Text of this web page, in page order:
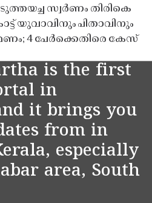
സ്വർണം തിരികെ
യുവാവിനും പിതാവിനും
4 പേർക്കെതിരെ കേസ്
is the first
in
it brings you
from in
especially
area, South